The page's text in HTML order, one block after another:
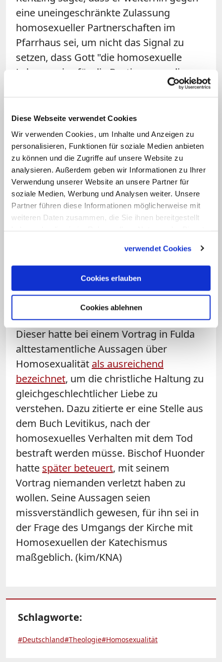
Diese Webseite verwendet Cookies
Wir verwenden Cookies, um Inhalte und Anzeigen zu
personalisieren, Funktionen für soziale Medien anbieten
zu können und die Zugriffe auf unsere Website zu
analysieren. Außerdem geben wir Informationen zu Ihrer
Verwendung unserer Website an unsere Partner für
soziale Medien, Werbung und Analysen weiter. Unsere
Partner führen diese Informationen möglicherweise mit
weiteren Daten zusammen, die Sie ihnen bereitgestellt
verwendet Cookies
Cookies erlauben
Cookies ablehnen
eine uneingeschränkte Zulassung
homosexueller Partnerschaften im
Pfarrhaus sei, um nicht das Signal zu
setzen, dass Gott "die homosexuelle
Lebensweise für die Bestimmung dieser
Menschen hält". Als Bischof werde er zu
Landeskirche stehen, dass nur in
Ausnahmefällen nach ausdrücklichem
Gemeindebeschluss die Zulassung von
homosexuellen Gemeindepfarrern
möglich ist. "Das gehört zu der Last, die
ein Bischof tragen muss. Man steht dann
für Dinge ein, bei denen man teilweise
theologisch anderer Auffassung ist", so
Kritik an Schweizer Bischof Huonder
Bereits vor einigen Tagen gab es eine
intensive Debatte um ähnliche Aussagen
des Schweizer Bischofs Vitus Huonder.
Dieser hatte bei einem Vortrag in Fulda
alttestamentliche Aussagen über
Homosexualität als ausreichend
bezeichnet, um die christliche Haltung zu
gleichgeschlechtlicher Liebe zu
verstehen. Dazu zitierte er eine Stelle aus
dem Buch Levitikus, nach der
homosexuelles Verhalten mit dem Tod
bestraft werden müsse. Bischof Huonder
hatte später beteuert, mit seinem
Vortrag niemanden verletzt haben zu
wollen. Seine Aussagen seien
missverständlich gewesen, für ihn sei in
der Frage des Umgangs der Kirche mit
Homosexuellen der Katechismus
maßgeblich. (kim/KNA)
Schlagworte:
#Deutschland#Theologie#Homosexualität